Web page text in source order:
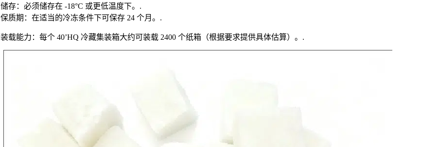
储存：必须储存在 -18°C 或更低温度下。.
保质期：在适当的冷冻条件下可保存 24 个月。.
装载能力：每个 40’HQ 冷藏集装箱大约可装载 2400 个纸箱（根据要求提供具体估算）。.